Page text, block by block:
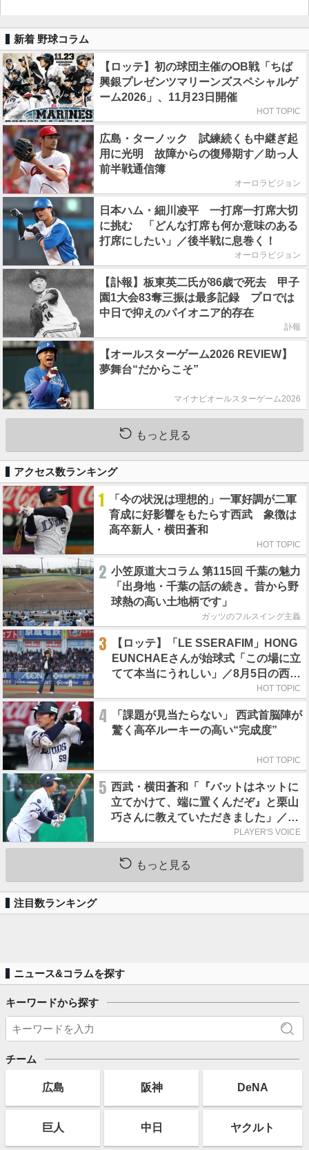
新着 野球コラム
【ロッテ】初の球団主催のOB戦「ちば
興銀プレゼンツマリーンズスペシャルゲ
ーム2026」、11月23日開催
HOT TOPIC
広島・ターノック 試練続くも中継ぎ起
用に光明 故障からの復帰期す／助っ人
前半戦通信簿
オーロラビジョン
日本ハム・細川凌平 一打席一打席大切
に挑む 「どんな打席も何か意味のある
打席にしたい」／後半戦に息巻く！
オーロラビジョン
【訃報】板東英二氏が86歳で死去 甲子
園1大会83奪三振は最多記録 プロでは
中日で抑えのパイオニア的存在
訃報
【オールスターゲーム2026 REVIEW】
夢舞台“だからこそ”
マイナビオールスターゲーム2026
もっと見る
アクセス数ランキング
1
「今の状況は理想的」一軍好調が二軍
育成に好影響をもたらす西武 象徴は
高卒新人・横田蒼和
HOT TOPIC
2 小笠原道大コラム 第115回 千葉の魅力
「出身地・千葉の話の続き。昔から野
球熱の高い土地柄です」
ガッツのフルスイング主義
3
【ロッテ】「LE SSERAFIM」HONG
EUNCHAEさんが始球式「この場に立
てて本当にうれしい」／8月5日の西武
HOT TOPIC
4
「課題が見当たらない」 西武首脳陣が
驚く高卒ルーキーの高い“完成度”
HOT TOPIC
5 西武・横田蒼和「『バットはネットに
立てかけて、端に置くんだぞ』と栗山
巧さんに教えていただきました」／憧
PLAYER'S VOICE
もっと見る
注目数ランキング
ニュース&コラムを探す
キーワードから探す
チーム
広島 阪神 DeNA
巨人 中日 ヤクルト